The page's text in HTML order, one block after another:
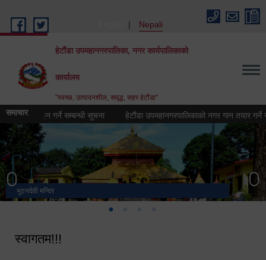
Nepali
हेटौंडा उपमहानगरपालिका, नगर कार्यपालिकाको
कार्यालय
"स्वच्छ, उत्पादनशील, समृद्ध, सहर हेटौंडा"
समाचारगर्ने सम्बन्धी सूचना हेटौंडा उपमहानगरपालिकाको नगर गान तयार गर्ने सम्बन्धी
भुटनदेवी मन्दिर
स्मारक
हेटौंडा उपमहानगरपालिका नगर कार्यपालिकाको कार्यालय
मनकामना डाँडाबाट देखिएको दृश्य
स्वागतम!!!